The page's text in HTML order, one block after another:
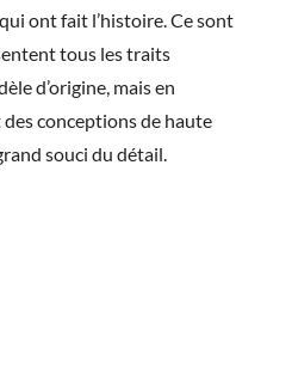
ont fait l’histoire. Ce sont
tous les traits
d’origine, mais en
conceptions de haute
souci du détail.